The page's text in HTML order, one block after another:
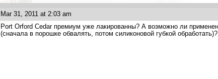
Mar 31, 2011 at 2:03 am
Port Orford Cedar премиум уже лакированны? А возможно ли
(сначала в порошке обвалять, потом силиконовой губкой обработать)?